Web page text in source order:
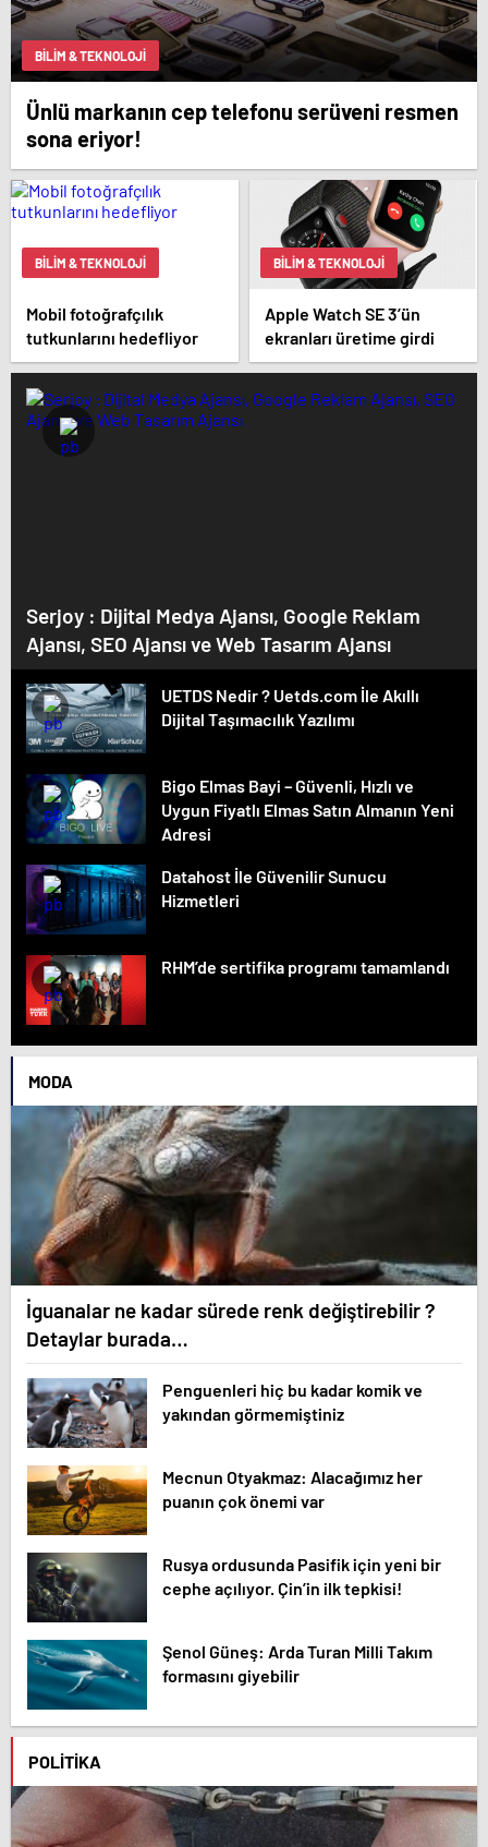
BILIM & TEKNOLOJI
Ünlü markanın cep telefonu serüveni resmen
sona eriyor!
BILIM & TEKNOLOJI
Mobil fotoğrafçılık
tutkunlarını hedefliyor
BILIM & TEKNOLOJI
Apple Watch SE 3’ün
ekranları üretime girdi
Serjoy : Dijital Medya Ajansı, Google Reklam
Ajansı, SEO Ajansı ve Web Tasarım Ajansı
UETDS Nedir ? Uetds.com İle Akıllı
Dijital Taşımacılık Yazılımı
Bigo Elmas Bayi – Güvenli, Hızlı ve
Uygun Fiyatlı Elmas Satın Almanın Yeni
Adresi
Datahost İle Güvenilir Sunucu
Hizmetleri
RHM’de sertifika programı tamamlandı
MODA
İguanalar ne kadar sürede renk değiştirebilir ?
Detaylar burada…
Penguenleri hiç bu kadar komik ve
yakından görmemiştiniz
Mecnun Otyakmaz: Alacağımız her
puanın çok önemi var
Rusya ordusunda Pasifik için yeni bir
cephe açılıyor. Çin’in ilk tepkisi!
Şenol Güneş: Arda Turan Milli Takım
formasını giyebilir
POLITIKA